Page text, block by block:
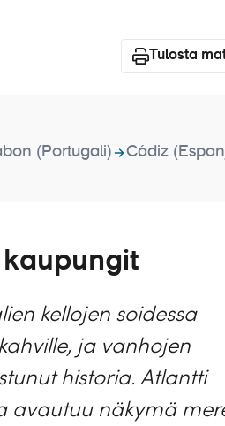
Tulosta
(Portugali)
Cádiz
kellojen soidessa
ja vanhojen
historia. Atlantti
avautuu näkymä